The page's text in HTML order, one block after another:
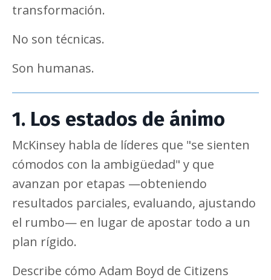
transformación.
No son técnicas.
Son humanas.
1. Los estados de ánimo
McKinsey habla de líderes que "se sienten
cómodos con la ambigüedad" y que
avanzan por etapas —obteniendo
resultados parciales, evaluando, ajustando
el rumbo— en lugar de apostar todo a un
plan rígido.
Describe cómo Adam Boyd de Citizens